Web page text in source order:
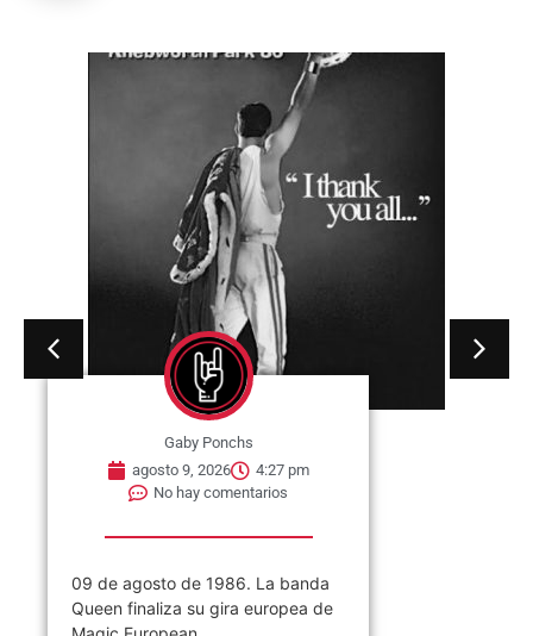
Gaby Ponchs
agosto 9, 2026
No hay comentarios
09 de agosto de 1969. Se publica
en Estados Unidos a través de
ATCO Records,...